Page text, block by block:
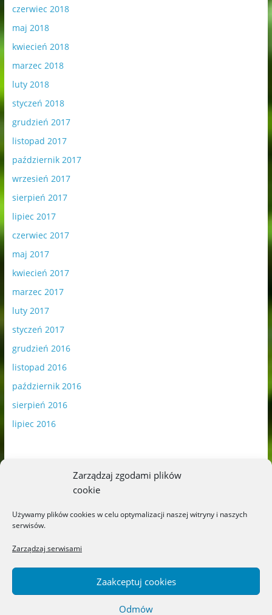
Zarządzaj zgodami plików
cookie
Używamy plików cookies w celu optymalizacji naszej witryny i naszych
serwisów.
Zarządzaj serwisami
Zaakceptuj cookies
Odmów
czerwiec 2018
maj 2018
kwiecień 2018
marzec 2018
luty 2018
styczeń 2018
grudzień 2017
listopad 2017
październik 2017
wrzesień 2017
sierpień 2017
lipiec 2017
czerwiec 2017
maj 2017
kwiecień 2017
marzec 2017
luty 2017
styczeń 2017
grudzień 2016
listopad 2016
październik 2016
sierpień 2016
lipiec 2016